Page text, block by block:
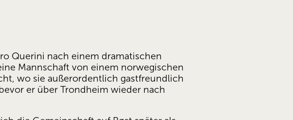
Querini nach einem dramatischen
Mannschaft von einem norwegischen
wo sie außerordentlich gastfreundlich
er über Trondheim wieder nach